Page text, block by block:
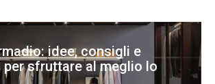
idee, consigli e
sfruttare al meglio lo